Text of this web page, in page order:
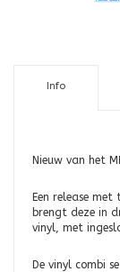
Info
Nieuw van het
Een release
brengt deze in
vinyl, met
De vinyl combi